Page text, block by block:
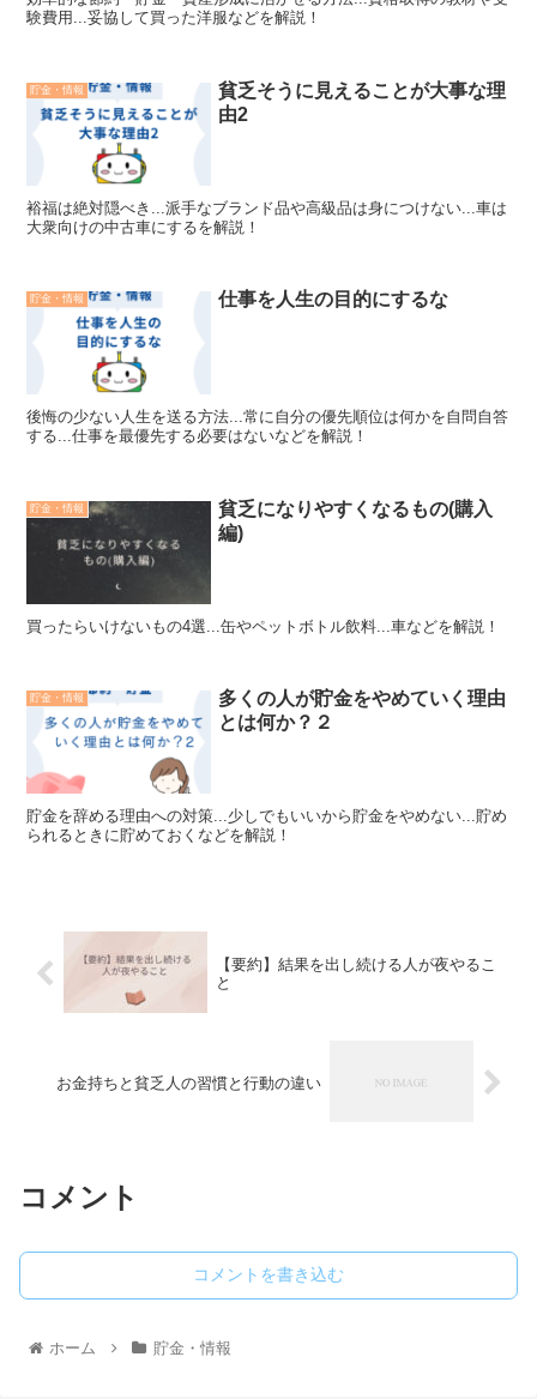
験費用...妥協して買った洋服などを解説！
貯金・情報
貧乏そうに見えることが大事な理
由2
裕福は絶対隠べき...派手なブランド品や高級品は身につけない...車は
大衆向けの中古車にするを解説！
貯金・情報 仕事を人生の目的にするな
後悔の少ない人生を送る方法...常に自分の優先順位は何かを自問自答
する...仕事を最優先する必要はないなどを解説！
貯金・情報
貧乏になりやすくなるもの(購入
編)
買ったらいけないもの4選...缶やペットボトル飲料...車などを解説！
貯金・情報
多くの人が貯金をやめていく理由
とは何か？２
貯金を辞める理由への対策...少しでもいいから貯金をやめない...貯め
られるときに貯めておくなどを解説！
【要約】結果を出し続ける人が夜やるこ
と
お金持ちと貧乏人の習慣と行動の違い
コメント
コメントを書き込む
ホーム 貯金・情報